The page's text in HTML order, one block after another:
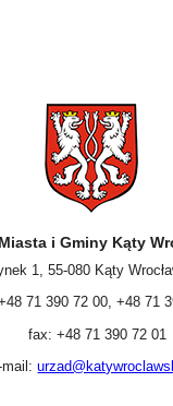
i Gminy Kąty
1, 55-080 Kąty
71 390 72 00, +48 71
fax: +48 71 390 72 01
mail: